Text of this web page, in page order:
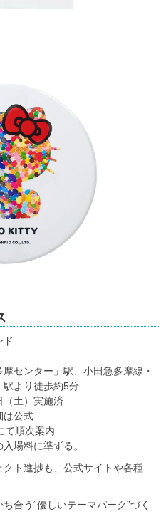
ド
センター」駅、小田急多摩線・
駅より徒歩約5分
土）実施済
は公式
て順次案内
場料に準ずる。
ト進捗も、公式サイトや各種
合う“優しいテーマパーク”づく